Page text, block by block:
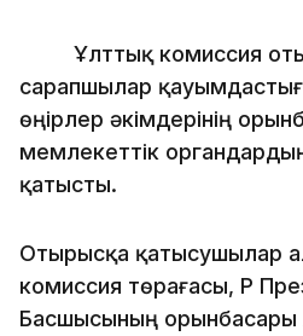
Ұлттық комиссия
сарапшылар
өңірлер әкімдерінің
мемлекеттік
қатысты.
Отырысқа қатысушылар
комиссия төрағасы, ҚР
Басшысының орынбасары